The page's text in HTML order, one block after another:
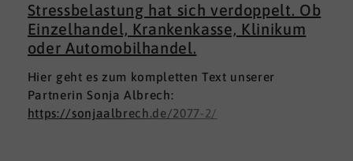
Stressbelastung hat sich verdoppelt. Ob
Einzelhandel, Krankenkasse, Klinikum
oder Automobilhandel.
Hier geht es zum kompletten Text unserer
Partnerin Sonja Albrech:
https://sonjaalbrech.de/2077-2/